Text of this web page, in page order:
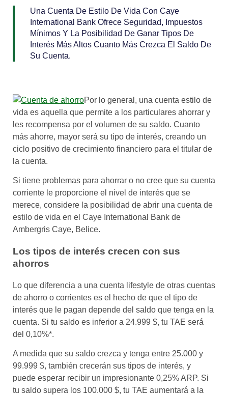
Una Cuenta De Estilo De Vida Con Caye
International Bank Ofrece Seguridad, Impuestos
Mínimos Y La Posibilidad De Ganar Tipos De
Interés Más Altos Cuanto Más Crezca El Saldo De
Su Cuenta.
Por lo general, una cuenta estilo de
vida es aquella que permite a los particulares ahorrar y
les recompensa por el volumen de su saldo. Cuanto
más ahorre, mayor será su tipo de interés, creando un
ciclo positivo de crecimiento financiero para el titular de
la cuenta.
Si tiene problemas para ahorrar o no cree que su cuenta
corriente le proporcione el nivel de interés que se
merece, considere la posibilidad de abrir una cuenta de
estilo de vida en el Caye International Bank de
Ambergris Caye, Belice.
Los tipos de interés crecen con sus
ahorros
Lo que diferencia a una cuenta lifestyle de otras cuentas
de ahorro o corrientes es el hecho de que el tipo de
interés que le pagan depende del saldo que tenga en la
cuenta. Si tu saldo es inferior a 24.999 $, tu TAE será
del 0,10%*.
A medida que su saldo crezca y tenga entre 25.000 y
99.999 $, también crecerán sus tipos de interés, y
puede esperar recibir un impresionante 0,25% ARP. Si
tu saldo supera los 100.000 $, tu TAE aumentará a la